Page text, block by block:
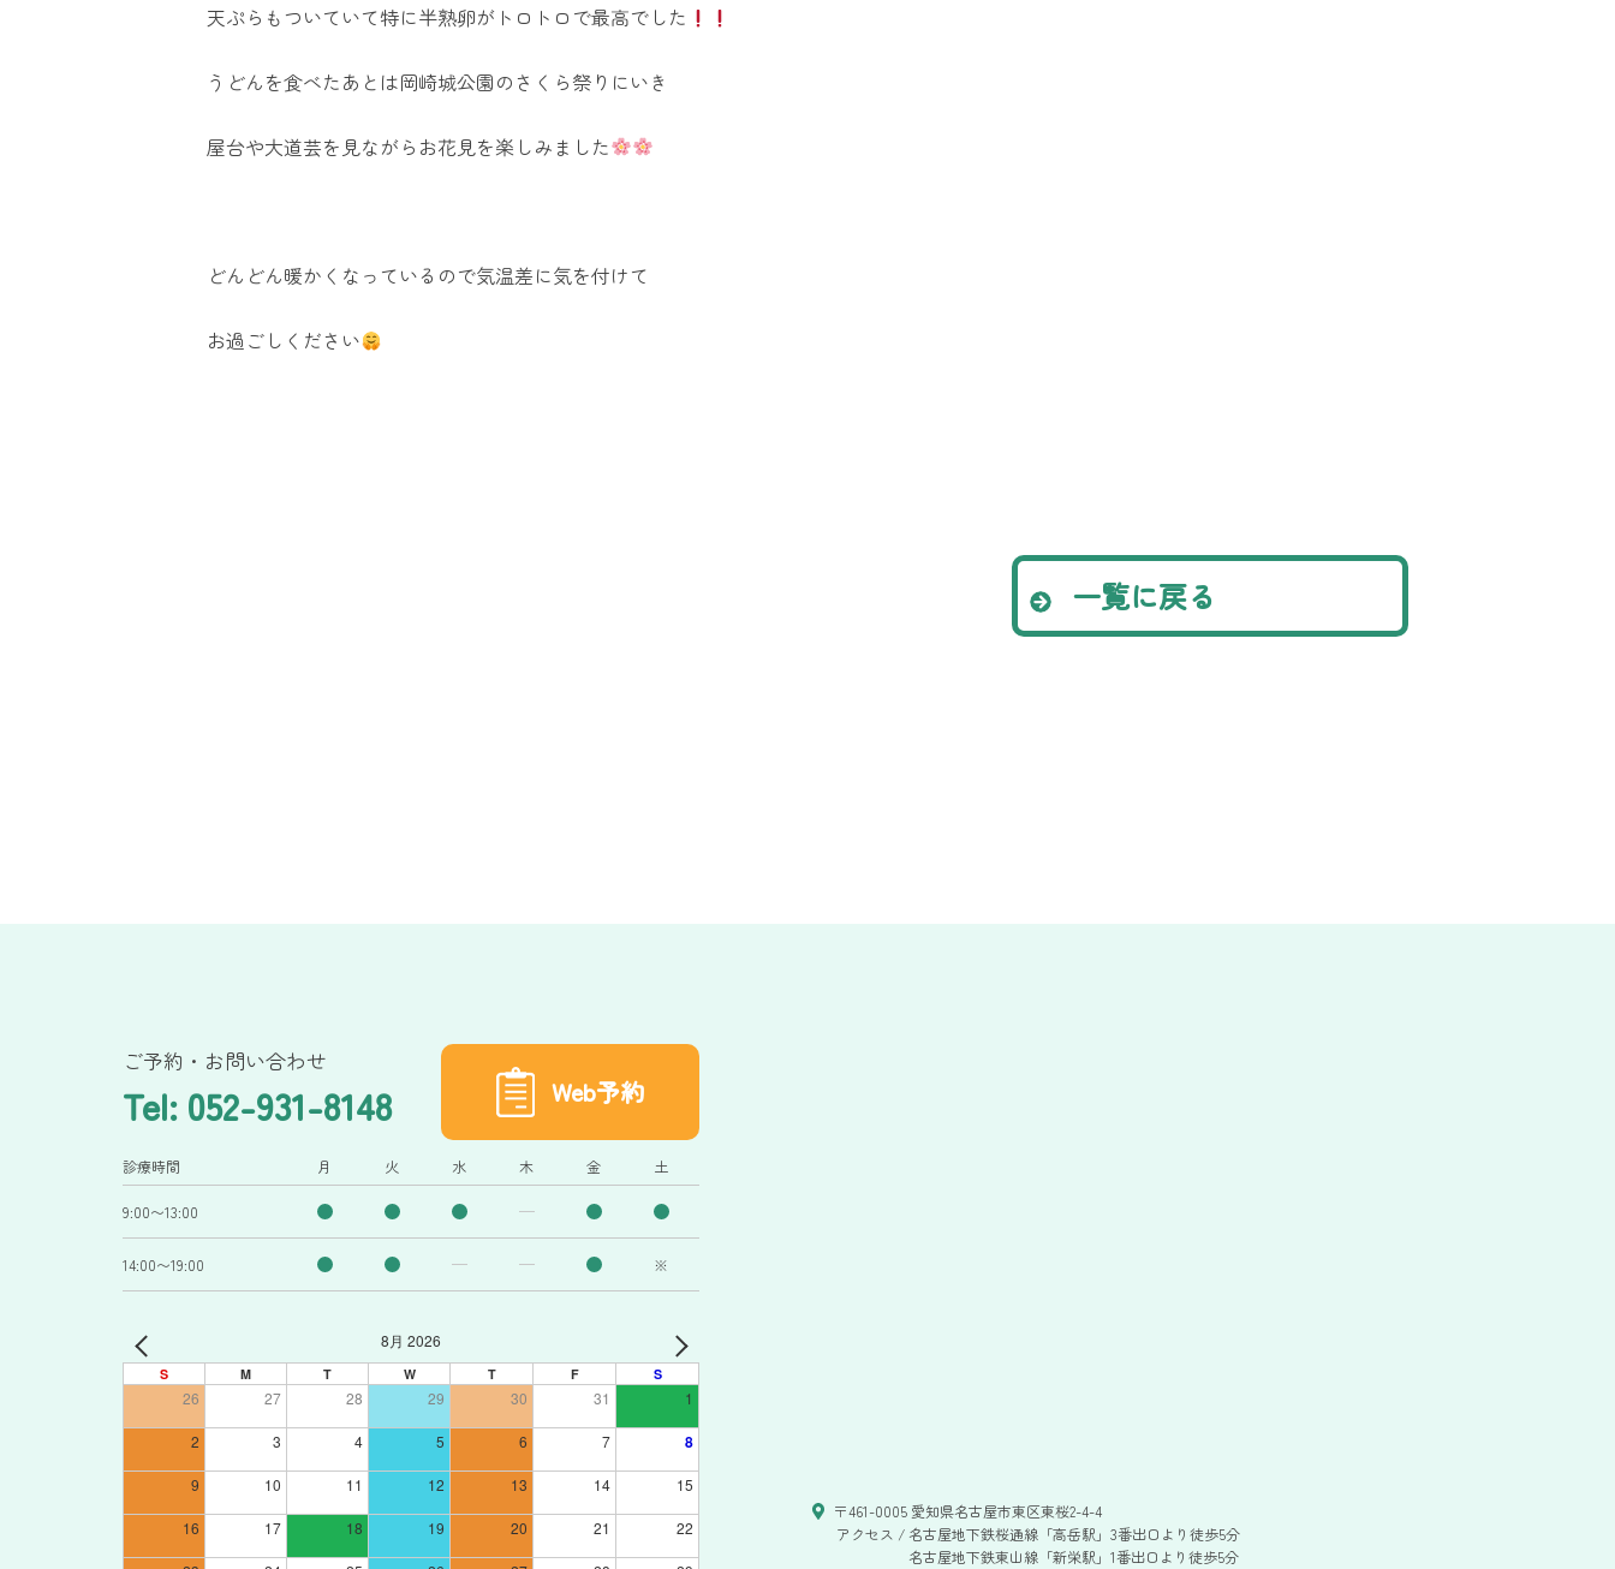
天ぷらもついていて特に半熟卵がトロトロで最高でした
うどんを食べたあとは岡崎城公園のさくら祭りにいき
屋台や大道芸を見ながらお花見を楽しみました
どんどん暖かくなっているので気温差に気を付けて
お過ごしください
一覧に戻る
ご予約・お問い合わせ
Tel: 052-931-8148 Web予約
診療時間 月 火 水 木 金 土
9:00〜13:00
14:00〜19:00 ※
8月 2026
S M T W T F S
26 27 28 29 30 31 1
2 3 4 5 6 7 8
9 10 11 12 13 14 15
16 17 18 19 20 21 22
〒461-0005 愛知県名古屋市東区東桜2-4-4
アクセス / 名古屋地下鉄桜通線「高岳駅」3番出口より徒歩5分
名古屋地下鉄東山線「新栄駅」1番出口より徒歩5分